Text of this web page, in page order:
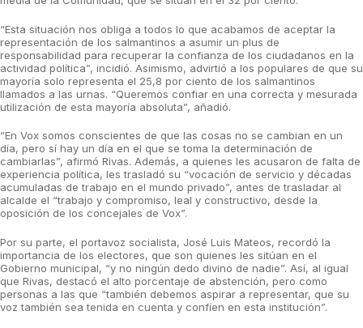
“Esta situación nos obliga a todos lo que acabamos de aceptar la
representación de los salmantinos a asumir un plus de
responsabilidad para recuperar la confianza de los ciudadanos en la
actividad política”, incidió. Asimismo, advirtió a los populares de que su
mayoría solo representa el 25,8 por ciento de los salmantinos
llamados a las urnas. “Queremos confiar en una correcta y mesurada
utilización de esta mayoría absoluta”, añadió.
“En Vox somos conscientes de que las cosas no se cambian en un
día, pero sí hay un día en el que se toma la determinación de
cambiarlas”, afirmó Rivas. Además, a quienes les acusaron de falta de
experiencia política, les trasladó su “vocación de servicio y décadas
acumuladas de trabajo en el mundo privado”, antes de trasladar al
alcalde el “trabajo y compromiso, leal y constructivo, desde la
oposición de los concejales de Vox”.
Por su parte, el portavoz socialista, José Luis Mateos, recordó la
importancia de los electores, que son quienes les sitúan en el
Gobierno municipal, “y no ningún dedo divino de nadie”. Así, al igual
que Rivas, destacó el alto porcentaje de abstención, pero como
personas a las que “también debemos aspirar a representar, que su
voz también sea tenida en cuenta y confíen en esta institución”.